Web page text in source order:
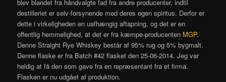
blev blandet fra håndvalgte fad fra andre producenter, indtil
destilleriet er selv-forsynende med deres egen spiritus. Derfor er
dette i virkeligheden en uafhængig aftapning, og det er en
offentlig hemmelighed, at det er fra kæmpe-producenten MGP.
Denne Straight Rye Whiskey består af 95% rug og 5% bygmalt.
Denne flaske er fra Batch #42 flasket den 25-06-2014. Jeg var
heldig at få den som gave fra en repræsentant fra et firma.
Flasken er nu udgået af produktion.